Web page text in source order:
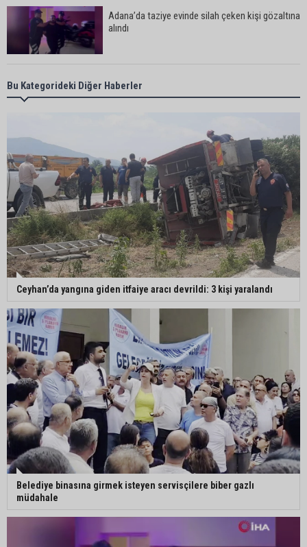
Adana’da taziye evinde silah çeken kişi gözaltına
alındı
Doç. Dr. Efsun Somay’dan implant uyarısı: “Sigara
en büyük risk”
Adana’da oto kilit iş yerinde esrarengiz olay: 2
kişi hayatını kaybetti
CHP Adana Milletvekili Dr. Müzeyyen Şevkin:
“Akdeniz bir atık deposuna dönüşmemeli”
Adana’da aile içi arsa krizi: 95 yaşındaki kadının
harcandı
Uluslararası Adana Altın Koza Film Festivali’nde
Orhan Kemal Emek Ödülleri’nin sahipleri belli oldu
Adana’da trafikte testereyle saldırı iddiası:
Şüpheli tutuklandı
Bu Kategorideki Diğer Haberler
Ceyhan’da yangına giden itfaiye aracı devrildi: 3 kişi yaralandı
Belediye binasına girmek isteyen servisçilere biber gazlı
müdahale